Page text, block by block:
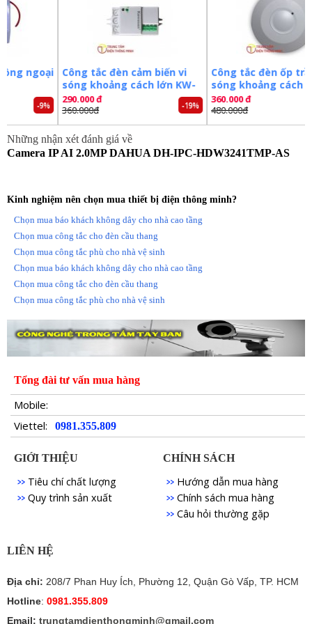
– Hỗ trợ tên miền DSSDDNS, P2P.
– Ống kính cố định 3.6mm.
– Chuẩn tương thích Onvif 2.4.
– Chuẩn chống nước IP67.
– Nhiệt độ hoạt động : -40° C ~ +60° C.
– Chất liệu: Nhựa + kim loại.
– Xuất xứ: Trung Quốc.
Đặt mua ngay camera DAHUA DH-IPC-HDW3241TMP-AS
Tags: Camera dahua Camera ghi hình
Camera an ninh
Camera quan sát
Công tắc đèn cảm biến vi
sóng khoảng cách lớn KW-
RS02D
290.000 đ
360.000đ
Công tắc đèn ốp trần vi
sóng khoảng cách lớn
RS03B
360.000 đ
480.000đ
Những nhận xét đánh giá về
Camera IP AI 2.0MP DAHUA DH-IPC-HDW3241TMP-AS
Kinh nghiệm nên chọn mua thiết bị điện thông minh?
Chọn mua báo khách không dây cho nhà cao tầng
Chọn mua công tắc cho đèn cầu thang
Chọn mua công tắc phù cho nhà vệ sinh
Chọn mua báo khách không dây cho nhà cao tầng
Chọn mua công tắc cho đèn cầu thang
Chọn mua công tắc phù cho nhà vệ sinh
Tổng đài tư vấn mua hàng
Mobile:
Viettel:
0981.355.809
GIỚI THIỆU
Tiêu chí chất lượng
Quy trình sản xuất
CHÍNH SÁCH
Hướng dẫn mua hàng
Chính sách mua hàng
Câu hỏi thường gặp
LIÊN HỆ
Địa chỉ: 208/7 Phan Huy Ích, Phường 12, Quận Gò Vấp, TP. HCM
Hotline: 0981.355.809
Email: trungtamdienthongminh@gmail.com